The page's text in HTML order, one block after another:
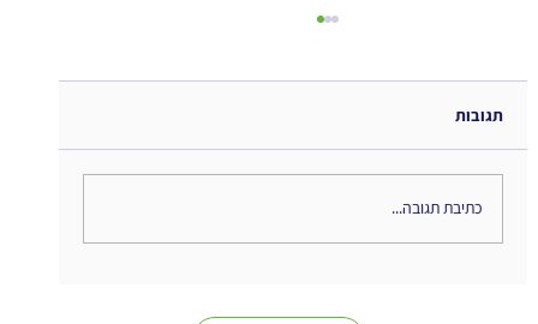
תגובות
כתיבת תגובה...